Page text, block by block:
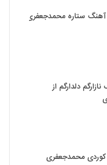
آهنگ ستاره محمدجعفری
دلدارگم از
کوردی محمدجعفری